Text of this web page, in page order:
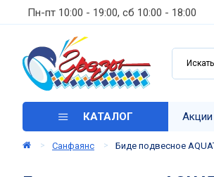
Пн-пт 10:00 - 19:00, сб 10:00 - 18:00
КАТАЛОГ Акции
Санфаянс Биде подвесное